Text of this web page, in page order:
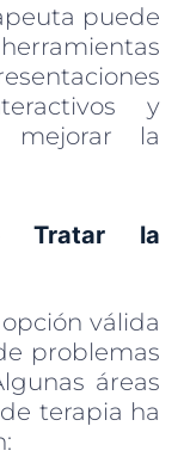
puede
y
mejorar la
Tratar la
válida
problemas
áreas
terapia ha